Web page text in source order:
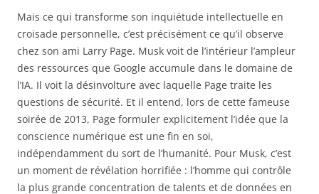
Mais ce qui transforme son inquiétude intellectuelle en
croisade personnelle, c’est précisément ce qu’il observe
chez son ami Larry Page. Musk voit de l’intérieur l’ampleur
des ressources que Google accumule dans le domaine de
l’IA. Il voit la désinvolture avec laquelle Page traite les
questions de sécurité. Et il entend, lors de cette fameuse
soirée de 2013, Page formuler explicitement l’idée que la
conscience numérique est une fin en soi,
indépendamment du sort de l’humanité. Pour Musk, c’est
un moment de révélation horrifiée : l’homme qui contrôle
la plus grande concentration de talents et de données en